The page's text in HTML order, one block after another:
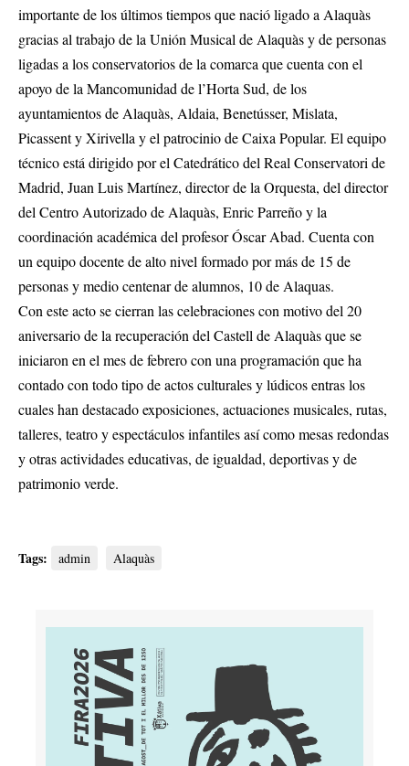
importante de los últimos tiempos que nació ligado a Alaquàs
gracias al trabajo de la Unión Musical de Alaquàs y de personas
ligadas a los conservatorios de la comarca que cuenta con el
apoyo de la Mancomunidad de l’Horta Sud, de los
ayuntamientos de Alaquàs, Aldaia, Benetússer, Mislata,
Picassent y Xirivella y el patrocinio de Caixa Popular. El equipo
técnico está dirigido por el Catedrático del Real Conservatori de
Madrid, Juan Luis Martínez, director de la Orquesta, del director
del Centro Autorizado de Alaquàs, Enric Parreño y la
coordinación académica del profesor Óscar Abad. Cuenta con
un equipo docente de alto nivel formado por más de 15 de
personas y medio centenar de alumnos, 10 de Alaquas.
Con este acto se cierran las celebraciones con motivo del 20
aniversario de la recuperación del Castell de Alaquàs que se
iniciaron en el mes de febrero con una programación que ha
contado con todo tipo de actos culturales y lúdicos entras los
cuales han destacado exposiciones, actuaciones musicales, rutas,
talleres, teatro y espectáculos infantiles así como mesas redondas
y otras actividades educativas, de igualdad, deportivas y de
patrimonio verde.
Tags: admin Alaquàs